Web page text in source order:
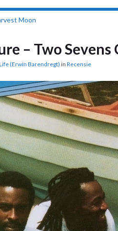
Moon
– Two Sevens
(Erwin Barendregt) in Recensie